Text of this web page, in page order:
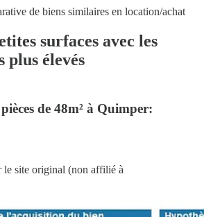
de biens similaires en location/achat
surfaces avec les
plus élevés
de 48m² à Quimper:
le site original (non affilié à